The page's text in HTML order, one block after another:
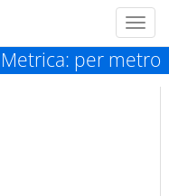
Metrica: per metro